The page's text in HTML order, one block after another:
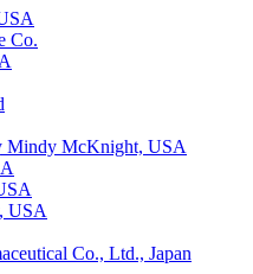
Co.
McKnight, USA
USA
Co., Ltd., Japan